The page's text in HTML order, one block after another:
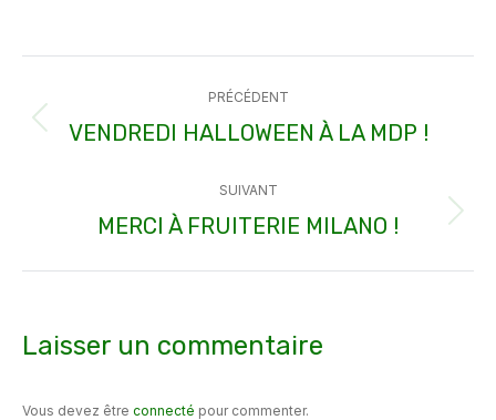
article
PRÉCÉDENT
Article
:
VENDREDI HALLOWEEN À LA MDP !
SUIVANT
Article
MERCI À FRUITERIE MILANO !
Laisser un commentaire
Vous devez être connecté pour commenter.